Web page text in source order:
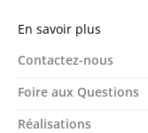
En savoir plus
Contactez-nous
Foire aux Questions
Réalisations